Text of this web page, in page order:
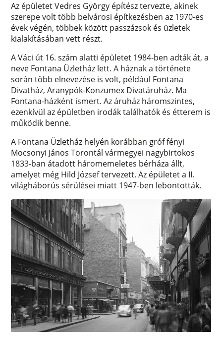
Az épületet Vedres György építész tervezte, akinek
szerepe volt több belvárosi építkezésben az 1970-es
évek végén, többek között passzázsok és üzletek
kialakításában vett részt.
A Váci út 16. szám alatti épületet 1984-ben adták át, a
neve Fontana Üzletház lett. A háznak a története
során több elnevezése is volt, például Fontana
Divatház, Aranypók-Konzumex Divatáruház. Ma
Fontana-házként ismert. Az áruház háromszintes,
ezenkívül az épületben irodák találhatók és étterem is
működik benne.
A Fontana Üzletház helyén korábban gróf fényi
Mocsonyi János Torontál vármegyei nagybirtokos
1833-ban átadott háromemeletes bérháza állt,
amelyet még Hild József tervezett. Az épületet a II.
világháborús sérülései miatt 1947-ben lebontották.